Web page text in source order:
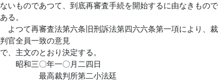
ないものであつて、到底再審査手続を開始するに由なきもので
ある。
よつて再審査法第六条旧刑訴法第四六六条第一項により、裁
判官全員一致の意見
で、主文のとおり決定する。
昭和三〇年一〇月二四日
最高裁判所第二小法廷